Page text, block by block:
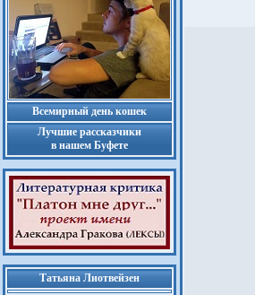
Всемирный день кошек
Лучшие рассказчики
в нашем Буфете
Татьяна Лиотвейзен